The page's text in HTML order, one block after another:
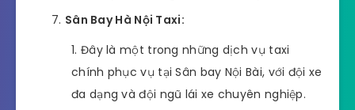
Sân Bay Hà Nội Taxi:
Đây là một trong những dịch vụ taxi
chính phục vụ tại Sân bay Nội Bài, với đội xe
đa dạng và đội ngũ lái xe chuyên nghiệp.